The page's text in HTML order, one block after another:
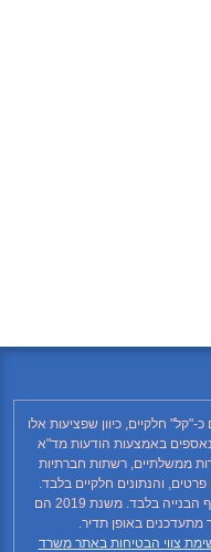
"קל" חלקיים, כיוון שפציעות אלו
נאספים באמצעות הודעות מד"א
ממשלתיים, רשתות חברתיות
והנתונים חלקיים בלבד.
הנתונים בטבלה עד לשנת 2018 כוללים את ענף הבנייה בלבד. משנת 2019 הם
מתעדכנים באופן תדיר.
צווי הבטיחות באתר משרד